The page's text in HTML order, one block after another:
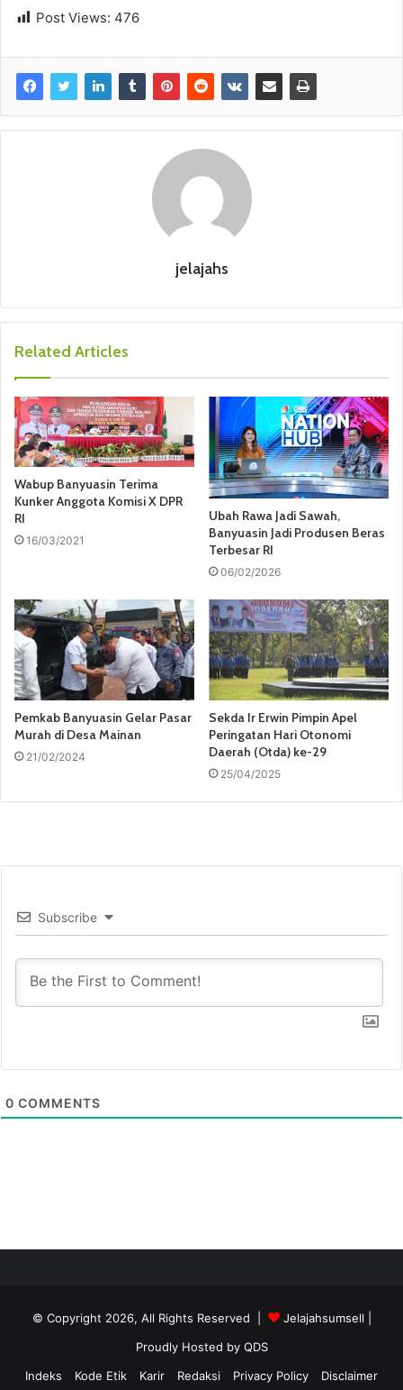
Post Views: 476
jelajahs
Related Articles
Wabup Banyuasin Terima
Kunker Anggota Komisi X DPR
RI
16/03/2021
Ubah Rawa Jadi Sawah,
Banyuasin Jadi Produsen Beras
Terbesar RI
06/02/2026
Pemkab Banyuasin Gelar Pasar
Murah di Desa Mainan
21/02/2024
Sekda Ir Erwin Pimpin Apel
Peringatan Hari Otonomi
Daerah (Otda) ke-29
25/04/2025
Subscribe
0 COMMENTS
© Copyright 2026, All Rights Reserved | Jelajahsumsell
Proudly Hosted by QDS
Indeks
Kode Etik Karir Redaksi Privacy Policy Disclaimer